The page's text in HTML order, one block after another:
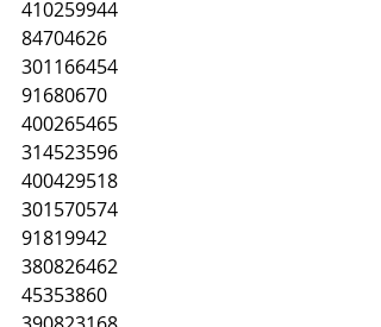
410259944
84704626
301166454
91680670
400265465
314523596
400429518
301570574
91819942
380826462
45353860